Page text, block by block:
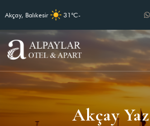
Akçay, Balıkesir 31°C-
Akçay Yaz